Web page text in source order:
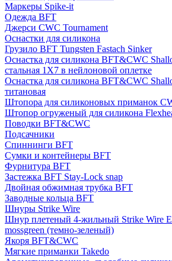
Маркеры Spike-it
Одежда BFT
Джерси CWC Tournament
Оснастки для силикона
Грузило BFT Tungsten Fastach Sinker
Оснастка для силикона BFT&CWC
стальная 1X7 в нейлоновой оплетке
Оснастка для силикона BFT&CWC
титановая
Штопора для силиконовых приманок
Штопор огруженый для силикона
Поводки BFT&CWC
Подсачники
Спиннинги BFT
Сумки и контейнеры BFT
Фурнитура BFT
Застежка BFT Stay-Lock snap
Двойная обжимная трубка BFT
Заводные кольца BFT
Шнуры Strike Wire
Шнур плетеный 4-жильный Strike Wire
mossgreen (темно-зеленый)
Якоря BFT&CWC
Мягкие приманки Takedo